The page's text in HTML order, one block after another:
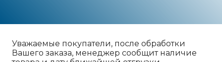
Уважаемые покупатели, после обработки
Вашего заказа, менеджер сообщит наличие